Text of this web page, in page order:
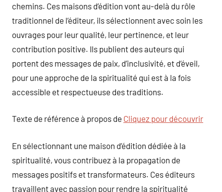
chemins. Ces maisons d’édition vont au-delà du rôle
traditionnel de l’éditeur, ils sélectionnent avec soin les
ouvrages pour leur qualité, leur pertinence, et leur
contribution positive. Ils publient des auteurs qui
portent des messages de paix, d’inclusivité, et d’éveil,
pour une approche de la spiritualité qui est à la fois
accessible et respectueuse des traditions.
Texte de référence à propos de Cliquez pour découvrir
En sélectionnant une maison d’édition dédiée à la
spiritualité, vous contribuez à la propagation de
messages positifs et transformateurs. Ces éditeurs
travaillent avec passion pour rendre la spiritualité